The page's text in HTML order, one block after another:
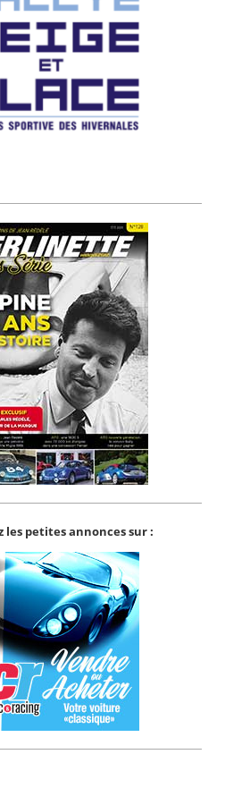
les petites annonces sur :